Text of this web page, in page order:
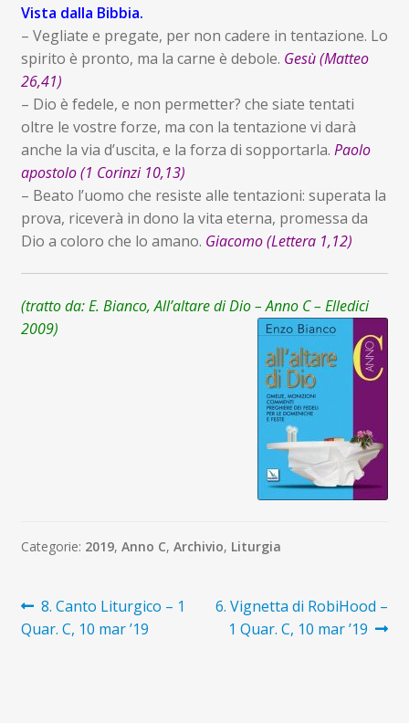
Vista dalla Bibbia.
– Vegliate e pregate, per non cadere in tentazione. Lo
spirito è pronto, ma la carne è debole. Gesù (Matteo
26,41)
– Dio è fedele, e non permetter? che siate tentati
oltre le vostre forze, ma con la tentazione vi darà
anche la via d’uscita, e la forza di sopportarla. Paolo
apostolo (1 Corinzi 10,13)
– Beato l’uomo che resiste alle tentazioni: superata la
prova, riceverà in dono la vita eterna, promessa da
Dio a coloro che lo amano. Giacomo (Lettera 1,12)
(tratto da: E. Bianco, All’altare di Dio – Anno C – Elledici
2009)
Categorie: 2019, Anno C, Archivio, Liturgia
Navigazione
articoli
Articolo
precedente:
8. Canto Liturgico – 1
Quar. C, 10 mar ’19
Articolo
successivo:
6. Vignetta di RobiHood –
1 Quar. C, 10 mar ’19